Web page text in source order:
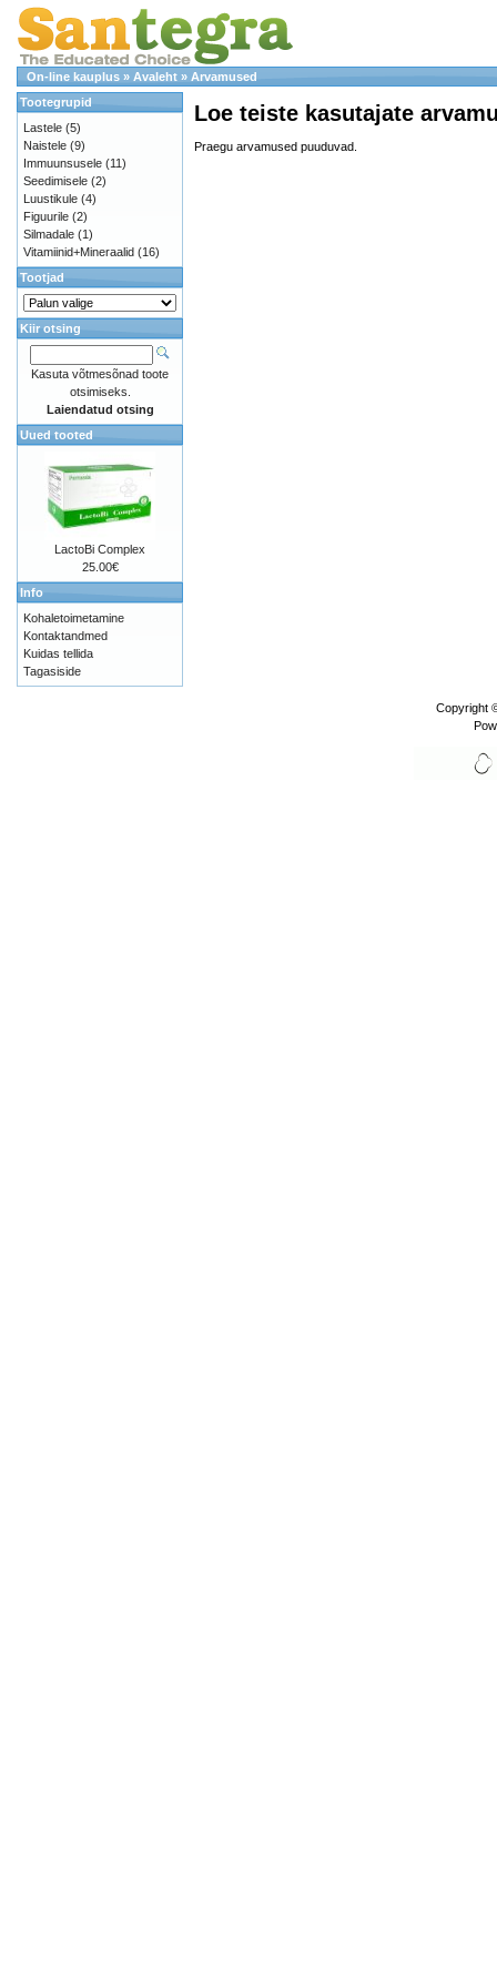
On-line kauplus » Avaleht » Arvamused
Loe teiste kasutajate
Praegu arvamused puuduvad.
Tootegrupid
Lastele (5)
Naistele (9)
Immuunsusele (11)
Seedimisele (2)
Luustikule (4)
Figuurile (2)
Silmadale (1)
Vitamiinid+Mineraalid (16)
Tootjad
Kiir otsing
Kasuta võtmesõnad toote
otsimiseks.
Laiendatud otsing
Uued tooted
LactoBi Complex
25.00€
Info
Kohaletoimetamine
Kontaktandmed
Kuidas tellida
Tagasiside
Copyright